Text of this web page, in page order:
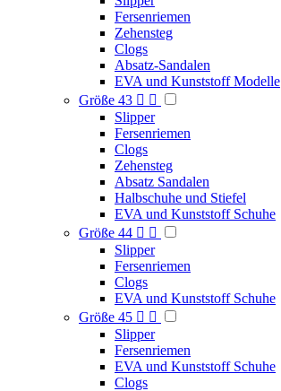
Fersenriemen
Zehensteg
Clogs
Absatz-Sandalen
EVA und Kunststoff Modelle
Größe 43  
Slipper
Fersenriemen
Clogs
Zehensteg
Absatz Sandalen
Halbschuhe und Stiefel
EVA und Kunststoff Schuhe
Größe 44  
Slipper
Fersenriemen
Clogs
EVA und Kunststoff Schuhe
Größe 45  
Slipper
Fersenriemen
EVA und Kunststoff Schuhe
Clogs